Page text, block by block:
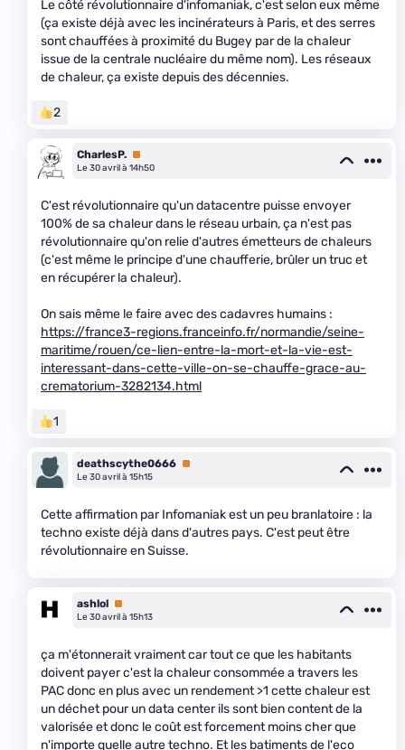
Le côté révolutionnaire d'infomaniak, c'est selon eux même
(ça existe déjà avec les incinérateurs à Paris, et des serres
sont chauffées à proximité du Bugey par de la chaleur
issue de la centrale nucléaire du même nom). Les réseaux
de chaleur, ça existe depuis des décennies.
2
CharlesP. Premium
Le 30 avril à 14h50
C'est révolutionnaire qu'un datacentre puisse envoyer
100% de sa chaleur dans le réseau urbain, ça n'est pas
révolutionnaire qu'on relie d'autres émetteurs de chaleurs
(c'est même le principe d'une chaufferie, brûler un truc et
en récupérer la chaleur).
On sais même le faire avec des cadavres humains :
https://france3-regions.franceinfo.fr/normandie/seine-
maritime/rouen/ce-lien-entre-la-mort-et-la-vie-est-
interessant-dans-cette-ville-on-se-chauffe-grace-au-
crematorium-3282134.html
1
deathscythe0666 Premium
Le 30 avril à 15h15
Cette affirmation par Infomaniak est un peu branlatoire : la
techno existe déjà dans d'autres pays. C'est peut être
révolutionnaire en Suisse.
ashlol Premium
Le 30 avril à 15h13
ça m'étonnerait vraiment car tout ce que les habitants
doivent payer c'est la chaleur consommée a travers les
PAC donc en plus avec un rendement >1 cette chaleur est
un déchet pour un data center ils sont bien content de la
valorisée et donc le coût est forcement moins cher que
n'importe quelle autre techno. Et les batiments de l'eco